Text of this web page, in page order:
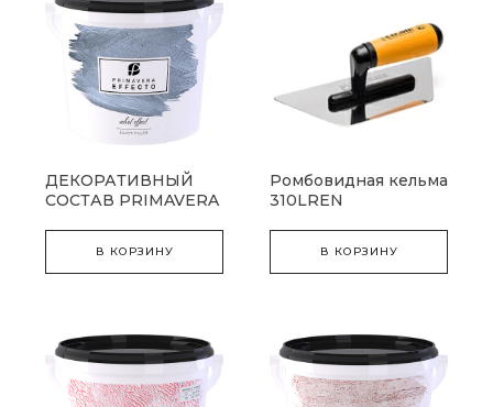
ДЕКОРАТИВНЫЙ
СОСТАВ PRIMAVERA
В КОРЗИНУ
Ромбовидная кельма
310LREN
В КОРЗИНУ